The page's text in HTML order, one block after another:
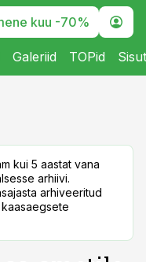
kuu -70%
Galeriid TOPid
kui 5 aastat vana
arhiivi.
arhiveeritud